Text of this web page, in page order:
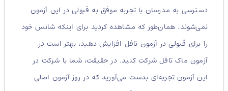
دسترسی به مدرسان با تجربه موفق به قبولی در این آزمون
نمی‌شوند. همان‌طور که مشاهده کردید برای اینکه شانس خود
را برای قبولی در آزمون تافل افزایش دهید، بهتر است در
آزمون ماک تافل شرکت کنید. در حقیقت، شما با شرکت در
این آزمون تجربه‌ای بدست می‌آورید که در روز آزمون اصلی